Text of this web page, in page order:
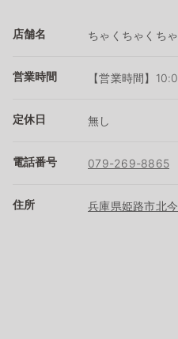
店舗名 ちゃくちゃくち
営業時間 【営業時間】
定休日 無し
電話番号 079-269-8865
住所 兵庫県姫路市北